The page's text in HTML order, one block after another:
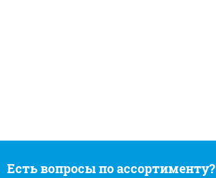
Есть вопросы по ассортименту?